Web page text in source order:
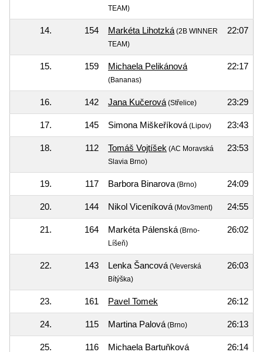
TEAM)
14. 154 Markéta Lihotzká (2B WINNER
TEAM)
22:07
15. 159 Michaela Pelikánová
(Bananas)
22:17
16. 142 Jana Kučerová (Střelice) 23:29
17. 145 Simona Miškeříková (Lipov) 23:43
18. 112 Tomáš Vojtíšek (AC Moravská
Slavia Brno)
23:53
19. 117 Barbora Binarova (Brno) 24:09
20. 144 Nikol Viceníková (Mov3ment) 24:55
21. 164 Markéta Pálenská (Brno-
Líšeň)
26:02
22. 143 Lenka Šancová (Veverská
Bítýška)
26:03
23. 161 Pavel Tomek 26:12
24. 115 Martina Palová (Brno) 26:13
25. 116 Michaela Bartuňková 26:14